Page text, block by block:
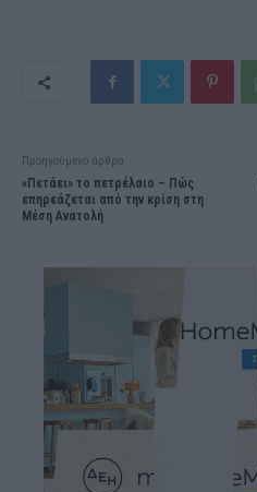
Προηγούμενο άρθρο
«Πετάει» το πετρέλαιο – Πώς
επηρεάζεται από την κρίση στη
Μέση Ανατολή